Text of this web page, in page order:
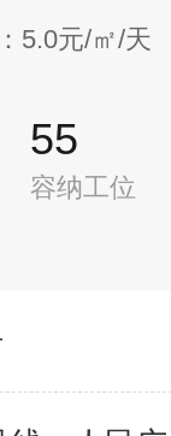
5.0元/㎡/天
55
容纳工位